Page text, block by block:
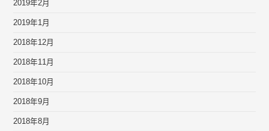
2019年2月
2019年1月
2018年12月
2018年11月
2018年10月
2018年9月
2018年8月